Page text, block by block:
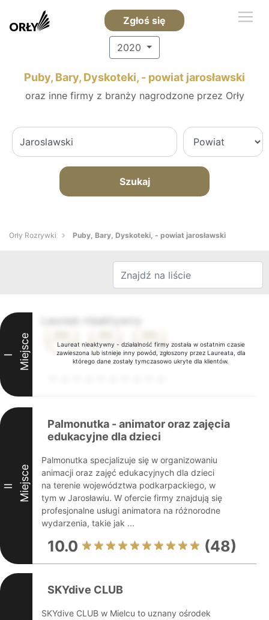
Zgłoś się
2020
Puby, Bary, Dyskoteki, - powiat jarosławski
oraz inne firmy z branży nagrodzone przez Orły
Szukaj
Orły Rozrywki Puby, Bary, Dyskoteki, - powiat jarosławski
Laureat nieaktywny - działalność firmy została w ostatnim czasie
zawieszona lub istnieje inny powód, zgłoszony przez Laureata, dla
którego dane zostały tymczasowo ukryte dla klientów.
I Miejsce
II Miejsce
Palmonutka - animator oraz zajęcia
edukacyjne dla dzieci
Palmonutka specjalizuje się w organizowaniu
animacji oraz zajęć edukacyjnych dla dzieci
na terenie województwa podkarpackiego, w
tym w Jarosławiu. W ofercie firmy znajdują się
profesjonalne usługi animatora na różnorodne
wydarzenia, takie jak ...
10.0 (48)
SKYdive CLUB
SKYdive CLUB w Mielcu to uznany ośrodek